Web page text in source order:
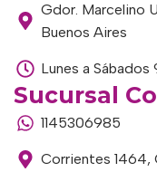
Gdor. Marcelino
Buenos Aires
Lunes a Sábados
Sucursal
1145306985
Corrientes 1464,